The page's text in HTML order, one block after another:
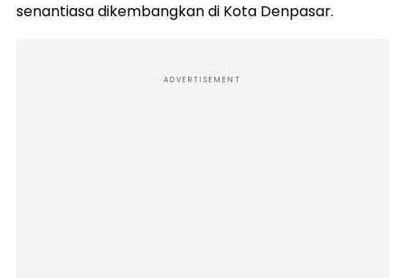
senantiasa dikembangkan di Kota Denpasar.
ADVERTISEMENT